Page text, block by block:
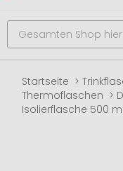
Startseite
Thermoflaschen
Isolierflasche 500 ml